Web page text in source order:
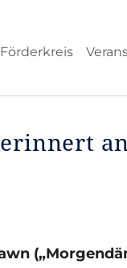
Förderkreis